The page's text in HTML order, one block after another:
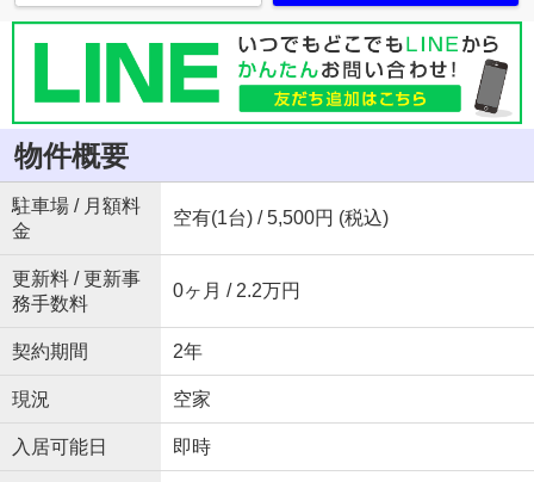
物件概要
駐車場 / 月額料
金
空有(1台) / 5,500円 (税込)
更新料 / 更新事
務手数料
0ヶ月 / 2.2万円
契約期間 2年
現況 空家
入居可能日 即時